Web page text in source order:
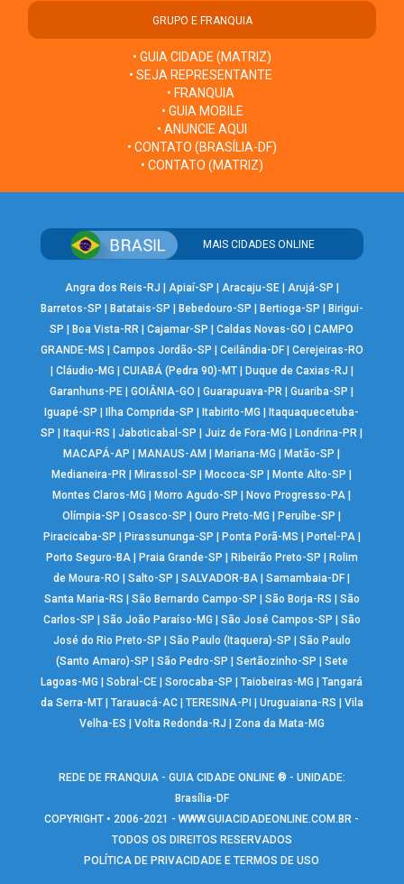
GRUPO E FRANQUIA
• GUIA CIDADE (MATRIZ)
• SEJA REPRESENTANTE
• FRANQUIA
• GUIA MOBILE
• ANUNCIE AQUI
• CONTATO (BRASÍLIA-DF)
• CONTATO (MATRIZ)
MAIS CIDADES ONLINE
Angra dos Reis-RJ Apiaí-SP Aracaju-SE| Arujá-SP
Barretos-SP
Batatais-SP Bebedouro-SP Bertioga-SP
Birigui-
SP
Boa Vista-RR |Cajamar-SP |Caldas Novas-GO |CAMPO
GRANDE-MS
Campos Jordão-SP Ceilândia-DF| Cerejeiras-RO
Cláudio-MG CUIABÁ (Pedra 90)-MT| Duque de Caxias-RJ
Garanhuns-PE |GOIÂNIA-GO |Guarapuava-PR |Guariba-SP
Iguapé-SP
Ilha Comprida-SP Itabirito-MG
Itaquaquecetuba-
SP
Itaqui-RS |Jaboticabal-SP |Juiz de Fora-MG Londrina-PR
MACAPÁ-AP
MANAUS-AM Mariana-MG Matão-SP
Medianeira-PR
Mirassol-SP Mococa-SP Monte Alto-SP
Montes Claros-MG
Morro Agudo-SP Novo Progresso-PA
Olímpia-SP
|Osasco-SP |Ouro Preto-MG Peruíbe-SP
Piracicaba-SP
Pirassununga-SP Ponta Porã-MS Portel-PA|
Porto Seguro-BA| Praia Grande-SP Ribeirão Preto-SP
Rolim
de Moura-RO
|Salto-SP |SALVADOR-BA |Samambaia-DF
Santa Maria-RS
São Bernardo Campo-SP São Borja-RS
São
Carlos-SP
São João Paraíso-MG São José Campos-SP
São
José do Rio Preto-SP
São Paulo (Itaquera)-SP
São Paulo
(Santo Amaro)-SP
São Pedro-SP Sertãozinho-SP
Sete
Lagoas-MG
|Sobral-CE |Sorocaba-SP |Taiobeiras-MG |Tangará
da Serra-MT| Tarauacá-AC| TERESINA-PI Uruguaiana-RS
Vila
Velha-ES
Volta Redonda-RJ Zona da Mata-MG
REDE DE FRANQUIA - GUIA CIDADE ONLINE ® - UNIDADE:
Brasília-DF
COPYRIGHT • 2006-2021 -WWW.GUIACIDADEONLINE.COM.BR -
TODOS OS DIREITOS RESERVADOS
POLÍTICA DE PRIVACIDADE E TERMOS DE USO